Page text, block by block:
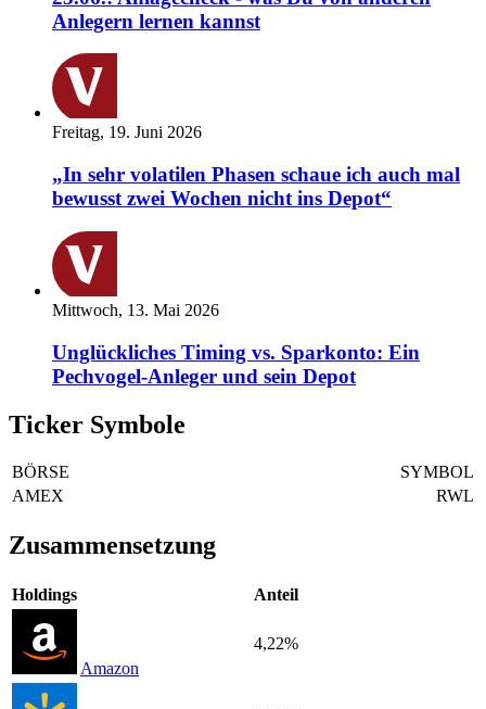
Anlegern lernen kannst
Freitag, 19. Juni 2026
„In sehr volatilen Phasen schaue ich auch mal
bewusst zwei Wochen nicht ins Depot“
Mittwoch, 13. Mai 2026
Unglückliches Timing vs. Sparkonto: Ein
Pechvogel-Anleger und sein Depot
Ticker Symbole
BÖRSE
SYMBOL
AMEX
RWL
Zusammensetzung
Holdings Anteil
Amazon
4,22%